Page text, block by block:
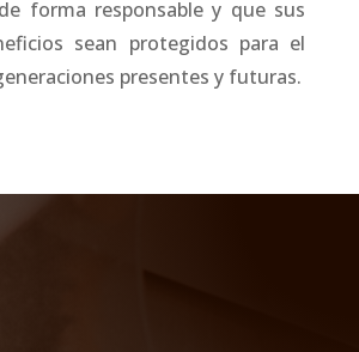
forma responsable y que sus
sean protegidos para el
presentes y futuras.